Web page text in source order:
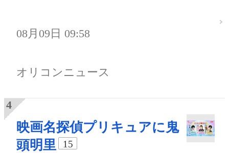
08月09日 09:58
オリコンニュース
映画名探偵プリキュアに鬼
頭明里
15